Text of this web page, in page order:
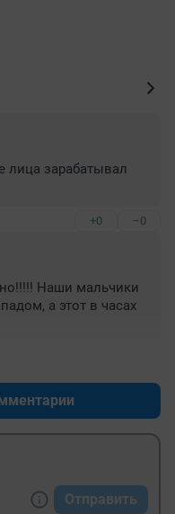
лица зарабатывал
+0 –0
Наши мальчики
а этот в часах
Отправить